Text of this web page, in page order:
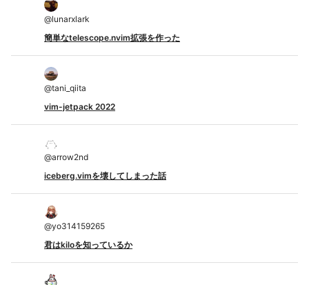
@lunarxlark
簡単なtelescope.nvim拡張を作った
@tani_qiita
vim-jetpack 2022
@arrow2nd
iceberg.vimを壊してしまった話
@yo314159265
君はkiloを知っているか